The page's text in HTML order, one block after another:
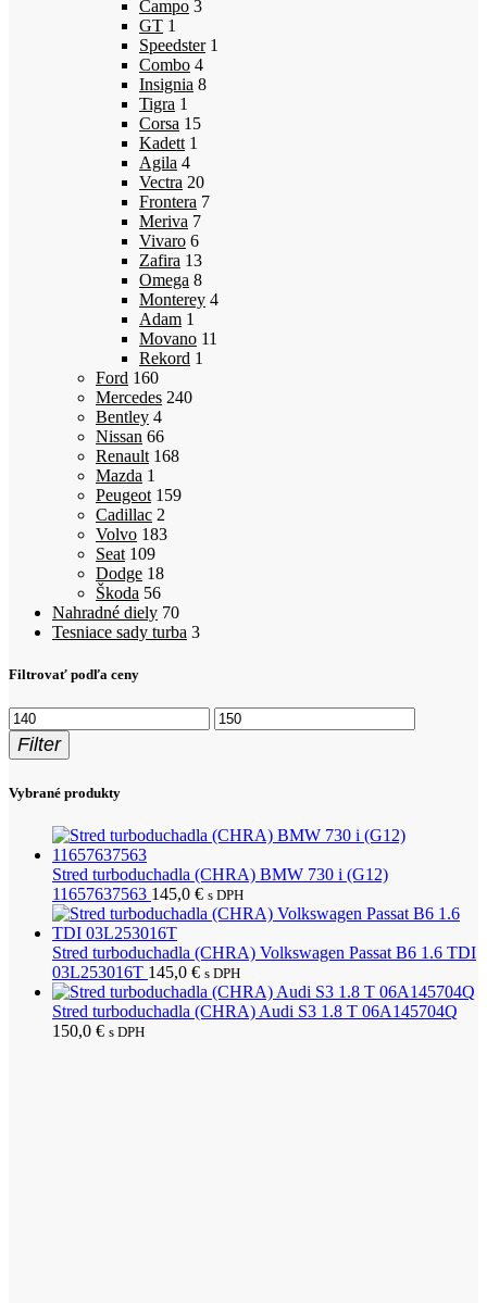
Campo 3
GT 1
Speedster 1
Combo 4
Insignia 8
Tigra 1
Corsa 15
Kadett 1
Agila 4
Vectra 20
Frontera 7
Meriva 7
Vivaro 6
Zafira 13
Omega 8
Monterey 4
Adam 1
Movano 11
Rekord 1
Ford 160
Mercedes 240
Bentley 4
Nissan 66
Renault 168
Mazda 1
Peugeot 159
Cadillac 2
Volvo 183
Seat 109
Dodge 18
Škoda 56
Nahradné diely 70
Tesniace sady turba 3
Filtrovať podľa ceny
Minimálna
cena
Maximálna
cena
Filter
Vybrané produkty
Stred turboduchadla (CHRA) BMW 730 i (G12)
11657637563 145,0 € s DPH
Stred turboduchadla (CHRA) Volkswagen Passat B6 1.6 TDI
03L253016T 145,0 € s DPH
Stred turboduchadla (CHRA) Audi S3 1.8 T 06A145704Q
150,0 € s DPH